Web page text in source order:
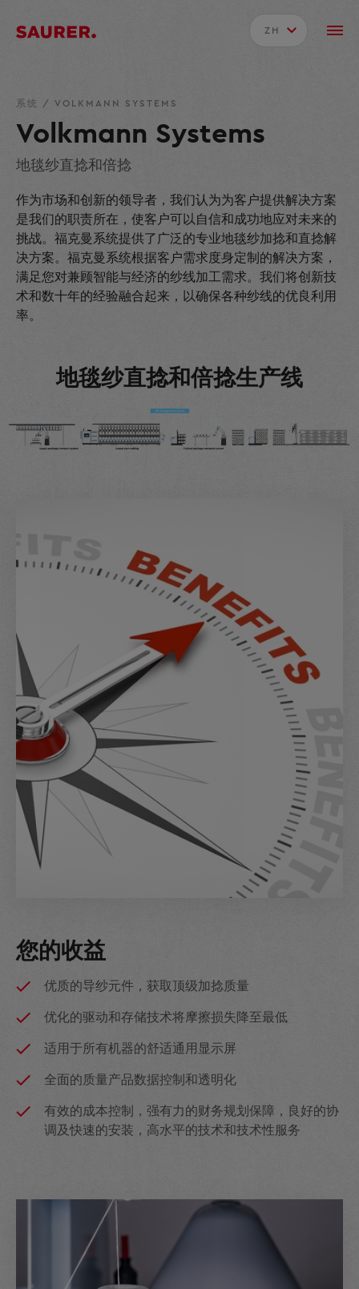
ZH
系统 / VOLKMANN SYSTEMS
Volkmann Systems
地毯纱直捻和倍捻
作为市场和创新的领导者，我们认为为客户提供解决方案
是我们的职责所在，使客户可以自信和成功地应对未来的
挑战。福克曼系统提供了广泛的专业地毯纱加捻和直捻解
决方案。福克曼系统根据客户需求度身定制的解决方案，
满足您对兼顾智能与经济的纱线加工需求。我们将创新技
术和数十年的经验融合起来，以确保各种纱线的优良利用
率。
地毯纱直捻和倍捻生产线
您的收益
优质的导纱元件，获取顶级加捻质量
优化的驱动和存储技术将摩擦损失降至最低
适用于所有机器的舒适通用显示屏
全面的质量产品数据控制和透明化
有效的成本控制，强有力的财务规划保障，良好的协
调及快速的安装，高水平的技术和技术性服务